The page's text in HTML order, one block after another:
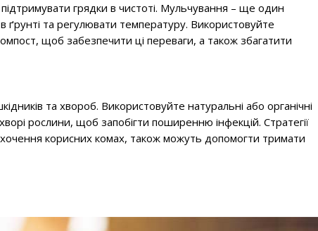
грядки в чистоті. Мульчування – ще один
та регулювати температуру. Використовуйте
щоб забезпечити ці переваги, а також збагатити
та хвороб. Використовуйте натуральні або органічні
рослини, щоб запобігти поширенню інфекцій. Стратегії
корисних комах, також можуть допомогти тримати